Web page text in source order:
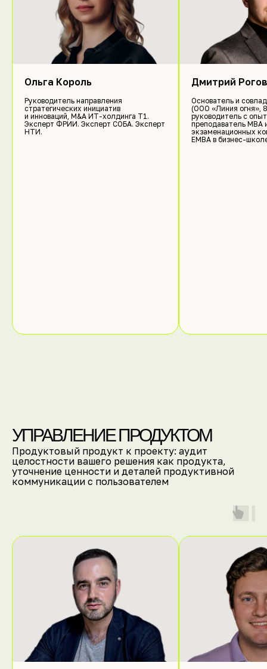
Ольга Король
Руководитель направления
стратегических инициатив
и инноваций, M&A ИТ-холдинга Т1.
Эксперт ФРИИ. Эксперт СОБА. Эксперт
НТИ.
Дмитрий Рогов
Основатель и
(ООО «Линия огня»,
руководитель с
преподаватель МВА
экзаменационных
ЕМВА в бизнес-
УПРАВЛЕНИЕ ПРОДУКТОМ
Продуктовый продукт к проекту: аудит
целостности вашего решения как продукта,
уточнение ценности и деталей продуктивной
коммуникации с пользователем
ЖЮРИ СТАРТАП НОЧЬ 2026
Организатор